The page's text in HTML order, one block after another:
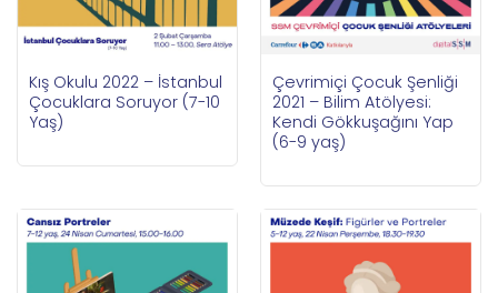
Kış Okulu 2022 – İstanbul
Çocuklara Soruyor (7-10
Yaş)
Çevrimiçi Çocuk Şenliği
2021 – Bilim Atölyesi:
Kendi Gökkuşağını Yap
(6-9 yaş)